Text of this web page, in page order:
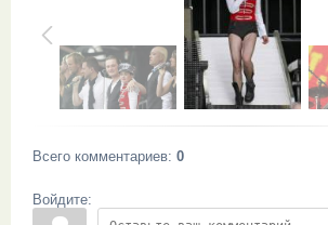
Всего комментариев: 0
Войдите: